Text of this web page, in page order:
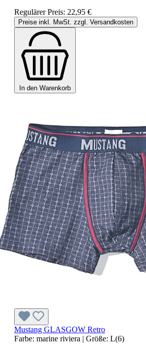
Regulärer Preis: 22,95 €
Preise inkl. MwSt. zzgl. Versandkosten
In den Warenkorb
Mustang GLASGOW Retro
Farbe: marine riviera | Größe: L(6)